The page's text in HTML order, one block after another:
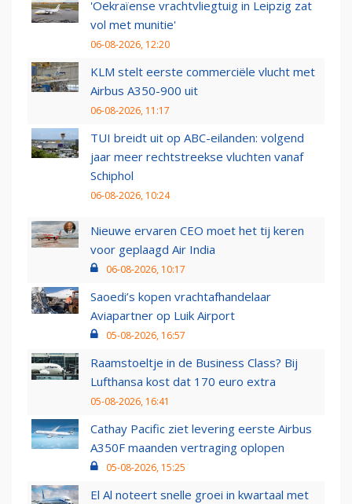
'Oekraïense vrachtvliegtuig in Leipzig zat
vol met munitie'
06-08-2026, 12:20
KLM stelt eerste commerciële vlucht met
Airbus A350-900 uit
06-08-2026, 11:17
TUI breidt uit op ABC-eilanden: volgend
jaar meer rechtstreekse vluchten vanaf
Schiphol
06-08-2026, 10:24
Nieuwe ervaren CEO moet het tij keren
voor geplaagd Air India
06-08-2026, 10:17
Saoedi’s kopen vrachtafhandelaar
Aviapartner op Luik Airport
05-08-2026, 16:57
Raamstoeltje in de Business Class? Bij
Lufthansa kost dat 170 euro extra
05-08-2026, 16:41
Cathay Pacific ziet levering eerste Airbus
A350F maanden vertraging oplopen
05-08-2026, 15:25
El Al noteert snelle groei in kwartaal met